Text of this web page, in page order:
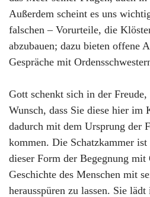
Außerdem scheint es uns
falschen – Vorurteile, die
abzubauen; dazu bieten offene
Gespräche mit
Gott schenkt sich in der Freude,
Wunsch, dass Sie diese hier im
dadurch mit dem Ursprung der
kommen. Die Schatzkammer ist
dieser Form der Begegnung
Geschichte des Menschen mit
herausspüren zu lassen. Sie